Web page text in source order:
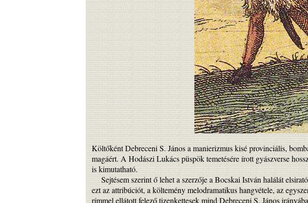
Költőként Debreceni S. János a manierizmus kisé provinciális,
magáért. A Hodászi Lukács püspök temetésére írott gyászverse
is kimutatható.
Sejtésem szerint ő lehet a szerzője a Bocskai István halálát
ezt az attribúciót, a költemény melodramatikus hangvétele, az
rímmel ellátott felező tizenkettesek mind Debreceni S. János